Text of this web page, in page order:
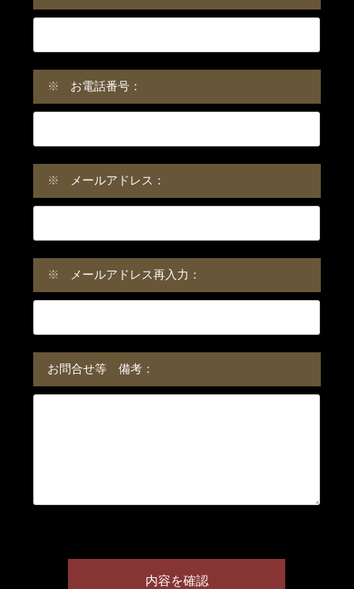
※ お電話番号：
※ メールアドレス：
※ メールアドレス再入力：
お問合せ等 備考：